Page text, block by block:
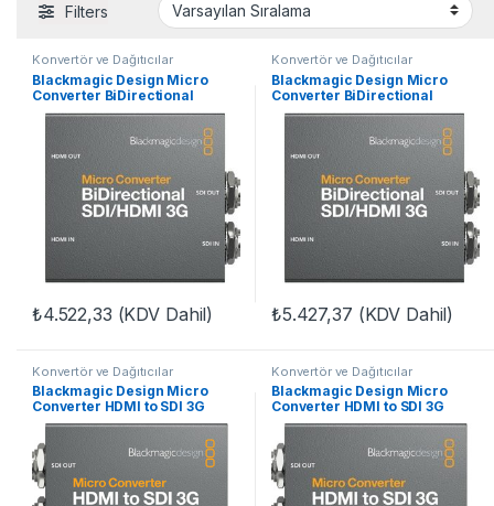
Filters
Konvertör ve Dağıtıcılar
Blackmagic Design Micro
Converter BiDirectional
SDI/HDMI 3G
₺4.522,33 (KDV Dahil)
Konvertör ve Dağıtıcılar
Blackmagic Design Micro
Converter BiDirectional
SDI/HDMI 3G wPSU
₺5.427,37 (KDV Dahil)
Konvertör ve Dağıtıcılar
Blackmagic Design Micro
Converter HDMI to SDI 3G
Konvertör ve Dağıtıcılar
Blackmagic Design Micro
Converter HDMI to SDI 3G
wPSU